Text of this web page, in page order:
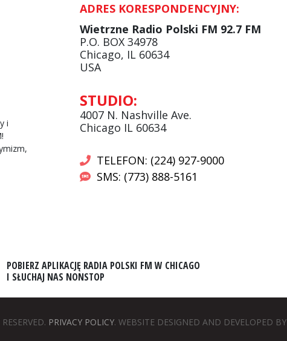
i
ADRES KORESPONDENCYJNY:
Wietrzne Radio Polski FM 92.7 FM
P.O. BOX 34978
Chicago, IL 60634
USA
STUDIO:
4007 N. Nashville Ave.
Chicago IL 60634
TELEFON: (224) 927-9000
SMS: (773) 888-5161
Krzysztof Wawer:
Komentator
facebook
POBIERZ APLIKACJĘ RADIA POLSKI FM W CHICAGO
I SŁUCHAJ NAS NONSTOP
PRIVACY POLICY. WEBSITE DESIGNED AND DEVELOPED BY